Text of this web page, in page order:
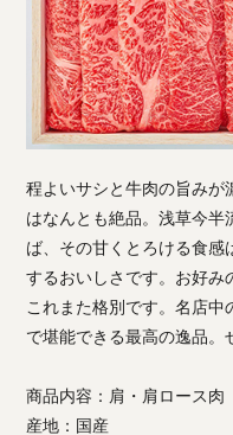
程よいサシと牛肉の旨みが
はなんとも絶品。浅草今
ば、その甘くとろける食
するおいしさです。お好み
これまた格別です。名店
で堪能できる最高の逸品。
商品内容：肩・肩ロース肉
産地：国産